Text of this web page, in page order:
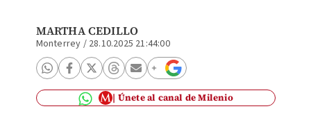
MARTHA CEDILLO
Monterrey / 28.10.2025 21:44:00
Únete al canal de Milenio